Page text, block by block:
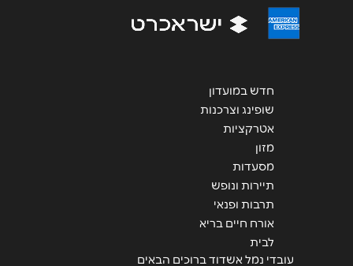
חדש במועדון
שופינג וצרכנות
אטרקציות
מזון
מסעדות
תיירות ונופש
תרבות ופנאי
אורח חיים בריא
לבית
עובדי נמל אשדוד ברוכים הבאים